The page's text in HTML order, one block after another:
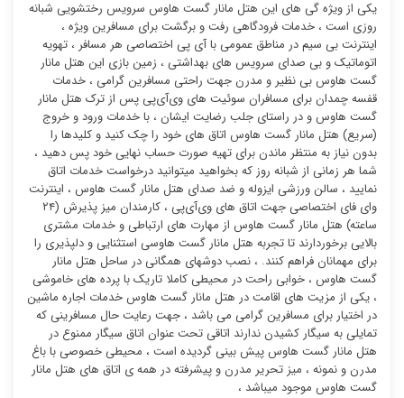
یکی از ویژه گی های این هتل مانار گست هاوس سرویس رختشویی شبانه
روزی است ، خدمات فرودگاهی رفت و برگشت برای مسافرین ویژه ،
اینترنت بی سیم در مناطق عمومی با آی پی اختصاصی هر مسافر ، تهویه
اتوماتیک و بی صدای سرویس های بهداشتی ، زمین بازی این هتل مانار
گست هاوس بی نظیر و مدرن جهت راحتی مسافرین گرامی ، خدمات
قفسه چمدان برای مسافران سوئیت ‌های وی‌آی‌پی پس از ترک هتل مانار
گست هاوس و در راستای جلب رضایت ایشان ، با خدمات ورود و خروج
(سریع) هتل مانار گست هاوس اتاق های خود را چک کنید و کلیدها را
بدون نیاز به منتظر ماندن برای تهیه صورت حساب نهایی خود پس دهید ،
شما هر زمانی از شبانه روز که بخواهید میتوانید درخواست خدمات اتاق
نمایید ، سالن ورزشی ایزوله و ضد صدای هتل مانار گست هاوس ، اینترنت
وای فای اختصاصی جهت اتاق های وی‌آی‌پی ، کارمندان میز پذیرش (۲۴
ساعته) هتل مانار گست هاوس از مهارت های ارتباطی و خدمات مشتری
بالایی برخوردارند تا تجربه هتل مانار گست هاوسی استثنایی و دلپذیری را
برای مهمانان فراهم کنند. ، نصب دوشهای همگانی در ساحل هتل مانار
گست هاوس ، خوابی راحت در محیطی کاملا تاریک با پرده های خاموشی
، یکی از مزیت های اقامت در هتل مانار گست هاوس خدمات اجاره ماشین
در اختیار برای مسافرین گرامی می باشد ، جهت رعایت حال مسافرینی که
تمایلی به سیگار کشیدن ندارند اتاقی تحت عنوان اتاق سیگار ممنوع در
هتل مانار گست هاوس پیش بینی گردیده است ، محیطی خصوصی با باغ
مدرن و نمونه ، میز تحریر مدرن و پیشرفته در همه ی اتاق های هتل مانار
گست هاوس موجود میباشد ،